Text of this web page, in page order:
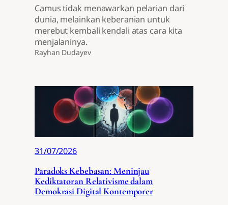
Camus tidak menawarkan pelarian dari
dunia, melainkan keberanian untuk
merebut kembali kendali atas cara kita
menjalaninya.
Rayhan Dudayev
31/07/2026
Paradoks Kebebasan: Meninjau
Kediktatoran Relativisme dalam
Demokrasi Digital Kontemporer